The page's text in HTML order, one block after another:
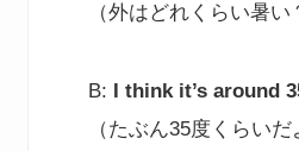
（外はどれくらい暑い
B:
I think it’s around
（たぶん35度くらいだ